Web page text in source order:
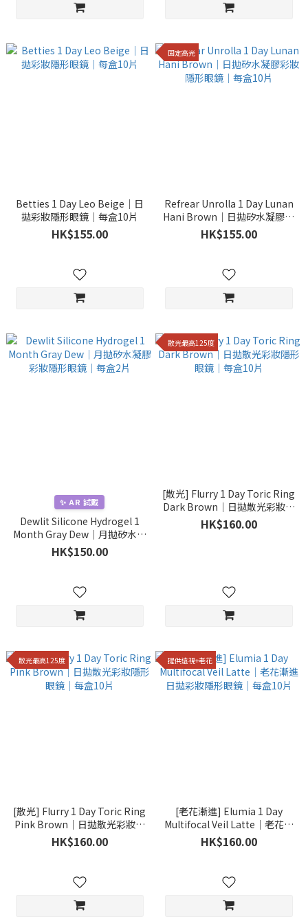
Betties 1 Day Leo Beige｜日
拋彩妝隱形眼鏡｜每盒10片
HK$155.00
固定高光
Refrear Unrolla 1 Day Lunan
Hani Brown｜日拋矽水凝膠彩
妝隱形眼鏡｜每盒10片
HK$155.00
✨ AR 試戴
Dewlit Silicone Hydrogel 1
Month Gray Dew｜月拋矽水凝
膠彩妝隱形眼鏡｜每盒2片
HK$150.00
散光最高125度
[散光] Flurry 1 Day Toric Ring
Dark Brown｜日拋散光彩妝隱
形眼鏡｜每盒10片
HK$160.00
散光最高125度
[散光] Flurry 1 Day Toric Ring
Pink Brown｜日拋散光彩妝隱
形眼鏡｜每盒10片
HK$160.00
提供遠視+老花
[老花漸進] Elumia 1 Day
Multifocal Veil Latte｜老花漸
進日拋彩妝隱形眼鏡｜每盒10
片
HK$160.00